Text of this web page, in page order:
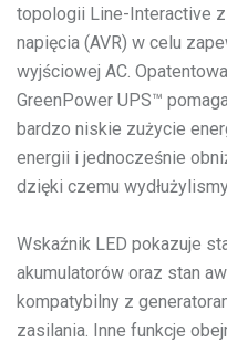
topologii Line-Interactive
napięcia (AVR) w celu
wyjściowej AC.
GreenPower UPS™
bardzo niskie zużycie
energii i jednocześnie
dzięki czemu
Wskaźnik LED pokazuje
akumulatorów oraz stan
kompatybilny z
zasilania. Inne funkcje